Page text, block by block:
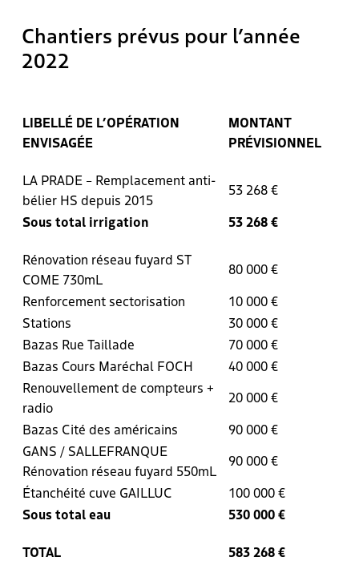
Chantiers prévus pour l’année
2022
LIBELLÉ DE L’OPÉRATION
ENVISAGÉE
MONTANT
PRÉVISIONNEL
LA PRADE – Remplacement anti-
bélier HS depuis 2015
53 268 €
Sous total irrigation
53 268 €
Rénovation réseau fuyard ST
COME 730mL
80 000 €
Renforcement sectorisation
10 000 €
Stations
30 000 €
Bazas Rue Taillade
70 000 €
Bazas Cours Maréchal FOCH
40 000 €
Renouvellement de compteurs +
radio
20 000 €
Bazas Cité des américains
90 000 €
GANS / SALLEFRANQUE
Rénovation réseau fuyard 550mL
90 000 €
Étanchéité cuve GAILLUC
100 000 €
Sous total eau
530 000 €
TOTAL 583 268 €